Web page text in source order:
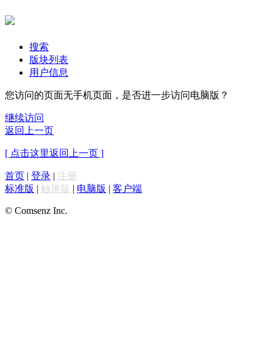
搜索
版块列表
用户信息
您访问的页面无手机页面，是否进一步访问电脑版？
继续访问
返回上一页
[ 点击这里返回上一页 ]
首页 | 登录 | 注册
标准版 | 触屏版 | 电脑版 | 客户端
© Comsenz Inc.